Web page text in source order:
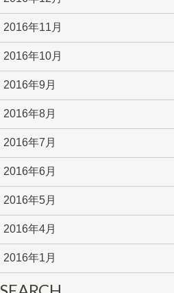
2016年11月
2016年10月
2016年9月
2016年8月
2016年7月
2016年6月
2016年5月
2016年4月
2016年1月